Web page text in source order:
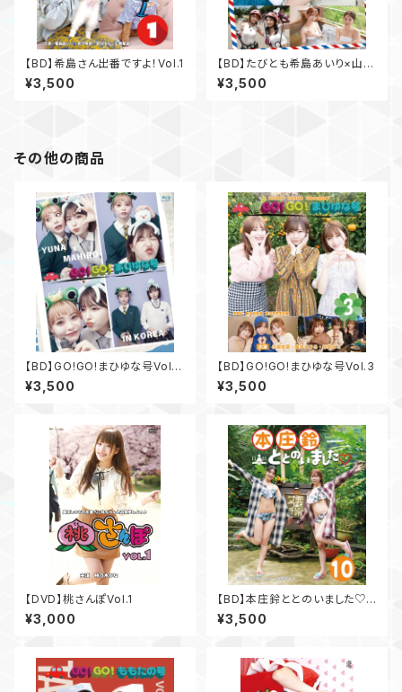
【BD】希島さん出番ですよ！Vol.1
¥3,500
【BD】たびとも希島あいり×山岸
あや花
¥3,500
その他の商品
【BD】GO!GO!まひゆな号Vol.7
韓国編【シリーズ最終巻】 サ
イン入りチェキ付き
¥3,500
【BD】GO!GO!まひゆな号Vol.3
¥3,500
【DVD】桃さんぽVol.1
¥3,000
【BD】本庄鈴ととのいました♡V
ol.10
¥3,500